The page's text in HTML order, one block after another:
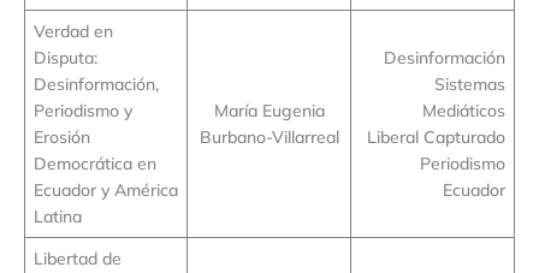
Verdad en
Disputa:
Desinformación,
Periodismo y
Erosión
Democrática en
Ecuador y América
Latina
María Eugenia
Burbano-Villarreal
Desinformación
Sistemas
Mediáticos
Liberal Capturado
Periodismo
Ecuador
Libertad de